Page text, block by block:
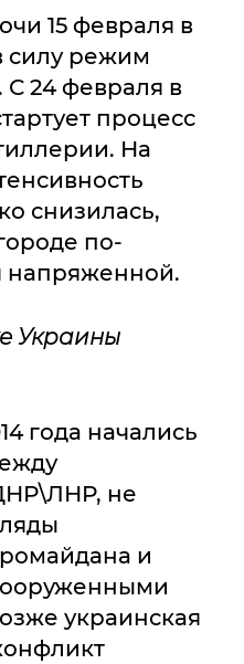
15 февраля в
силу режим
24 февраля в
процесс
На
снизилась,
по-
напряженной.
Украины
года начались
не
и
украинская